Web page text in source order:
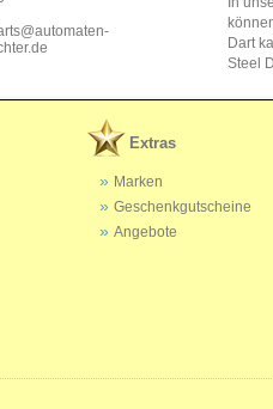
Dart
Steel
Extras
Marken
Geschenkgutscheine
Angebote